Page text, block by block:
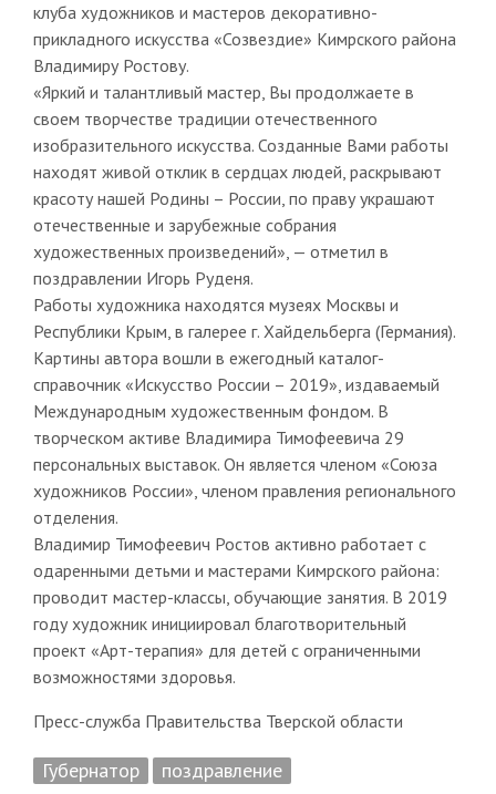
клуба художников и мастеров декоративно-
прикладного искусства «Созвездие» Кимрского района
Владимиру Ростову.
«Яркий и талантливый мастер, Вы продолжаете в
своем творчестве традиции отечественного
изобразительного искусства. Созданные Вами работы
находят живой отклик в сердцах людей, раскрывают
красоту нашей Родины – России, по праву украшают
отечественные и зарубежные собрания
художественных произведений», — отметил в
поздравлении Игорь Руденя.
Работы художника находятся музеях Москвы и
Республики Крым, в галерее г. Хайдельберга (Германия).
Картины автора вошли в ежегодный каталог-
справочник «Искусство России – 2019», издаваемый
Международным художественным фондом. В
творческом активе Владимира Тимофеевича 29
персональных выставок. Он является членом «Союза
художников России», членом правления регионального
отделения.
Владимир Тимофеевич Ростов активно работает с
одаренными детьми и мастерами Кимрского района:
проводит мастер-классы, обучающие занятия. В 2019
году художник инициировал благотворительный
проект «Арт-терапия» для детей с ограниченными
возможностями здоровья.
Пресс-служба Правительства Тверской области
Губернатор поздравление